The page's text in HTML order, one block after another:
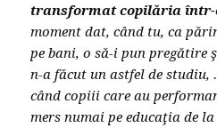
transformat copilăria într-
moment dat, când tu, ca
pe bani, o să-i pun pregătire
n-a făcut un astfel de
când copiii care au
mers numai pe educaţia de